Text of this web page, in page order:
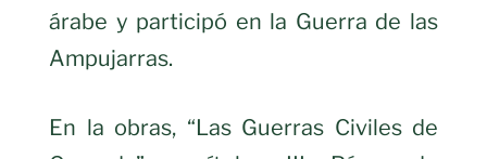
árabe y participó en la Guerra de las
Ampujarras.
En la obras, “Las Guerras Civiles de